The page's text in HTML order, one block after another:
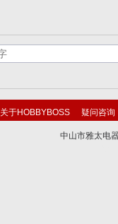
关于HOBBYBOSS 疑问咨询
中山市雅太电